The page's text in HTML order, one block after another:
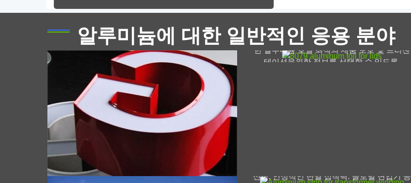
알루미늄에 대한 일반적인 응용 분야
실외 간판에 적합합니다..
모든 것을 배우십시오 8079 재료 과학에서 실
용적인 응용 프로그램에 이르기까지 뚜껑을위
한 알루미늄 호일 최적의 제품 보호 및 프리젠
테이션을위한 정보를 선택할 수 있도록.
탱크 트럭 알루미늄 판
"탱크 트럭 알루미늄 판" 특수 알루미늄 합금
판입니다, 탱크트럭의 주요 구조물이나 내부
저장탱크를 제작하는데 사용되는 알루미늄 합
금판을 말합니다. (석유탱크트럭과 같은, 액화
가스 탱크 트럭, 화학 수송 탱크 트럭, 등.)
신장, 안정적인 단열 접착력. 글로벌 변압기 공